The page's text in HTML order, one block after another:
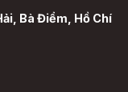
Bà Điểm, Hồ Chí